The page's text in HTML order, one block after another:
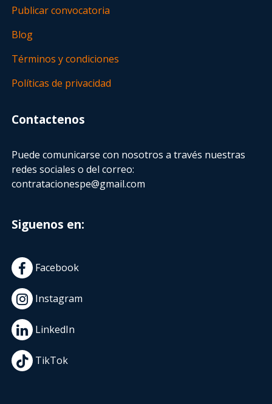
Publicar convocatoria
Blog
Términos y condiciones
Políticas de privacidad
Contactenos
Puede comunicarse con nosotros a través nuestras
redes sociales o del correo:
contratacionespe@gmail.com
Siguenos en:
Facebook
Instagram
LinkedIn
TikTok